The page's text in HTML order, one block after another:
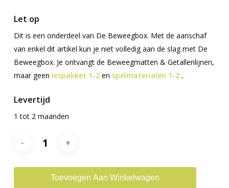
Let op
Dit is een onderdeel van De Beweegbox. Met de aanschaf
van enkel dit artikel kun je niet volledig aan de slag met De
Beweegbox. Je ontvangt de Beweegmatten & Getallenlijnen,
maar geen lespakket 1-2 en spelmaterialen 1-2 .
Levertijd
1 tot 2 maanden
Toevoegen Aan Winkelwagen